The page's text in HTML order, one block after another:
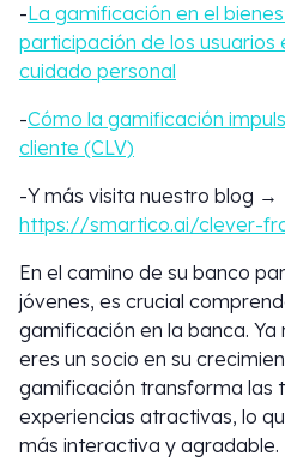
-La gamificación en el
participación de los usuarios
cuidado personal
-Cómo la gamificación
cliente (CLV)
-Y más visita nuestro blog →
https://smartico.ai/clever-
En el camino de su banco
jóvenes, es crucial
gamificación en la banca. Ya
eres un socio en su
gamificación transforma las
experiencias atractivas, lo
más interactiva y agradable.